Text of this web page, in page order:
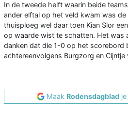
In de tweede helft waarin beide
ander elftal op het veld kwam was
thuisploeg wel daar toen Kian Slor
op waarde wist te schatten. Het was
danken dat die 1-0 op het scorebord
achtereenvolgens Burgzorg en
Maak Rodensdagblad